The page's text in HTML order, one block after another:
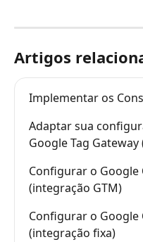
Artigos
Implementar os
Adaptar sua
Google Tag Gateway
Configurar o Google
(integração GTM)
Configurar o Google
(integração fixa)